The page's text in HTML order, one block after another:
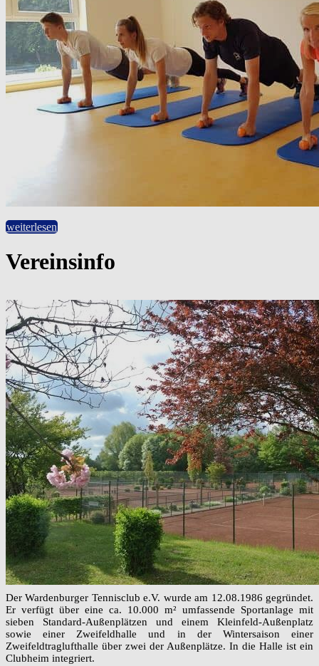
weiterlesen
Vereinsinfo
Der Wardenburger Tennisclub e.V. wurde am 12.08.1986 gegründet.
Er verfügt über eine ca. 10.000 m² umfassende Sportanlage mit
sieben Standard-Außenplätzen und einem Kleinfeld-Außenplatz
sowie einer Zweifeldhalle und in der Wintersaison einer
Zweifeldtraglufthalle über zwei der Außenplätze. In die Halle ist ein
Clubheim integriert.